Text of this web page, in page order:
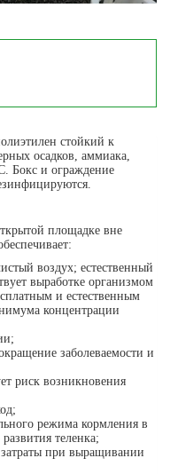
стойкий к
осадков, аммиака,
Бокс и ограждение
площадке вне
воздух; естественный
выработке организмом
и естественным
концентрации
заболеваемости и
риск возникновения
режима кормления в
теленка;
при выращивании